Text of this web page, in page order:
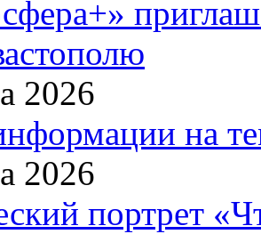
2026
на
2026
портрет